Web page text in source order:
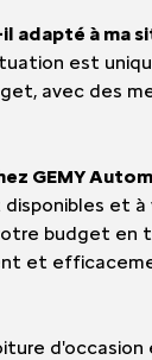
adapté à ma
est
avec des
GEMY
et
budget
et